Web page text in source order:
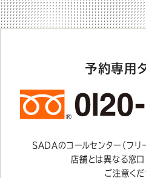
予約専用
SADAのコールセンター（フリ
店舗とは異なる窓
ご注意くだ